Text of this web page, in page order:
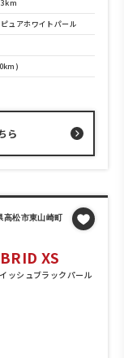
3km
ピュアホワイトパール
ら
松市東山崎町
XS
ッシュブラックパール